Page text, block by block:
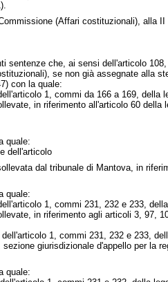
(Affari costituzionali), alla
sentenze che, ai sensi dell'articolo
se non già assegnate alla
con la quale:
1, commi da 166 a 169,
in riferimento all'articolo 60
quale:
dell'articolo
dal tribunale di Mantova, in
quale:
1, commi 231, 232 e 233,
in riferimento agli articoli 3, 97,
1, commi 231, 232 e 233,
giurisdizionale d'appello per la
quale: